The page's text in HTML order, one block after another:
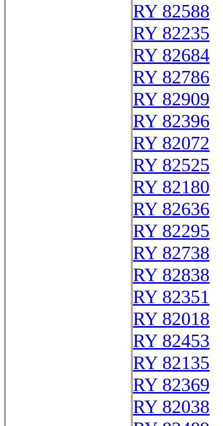
RY 82588
RY 82235
RY 82684
RY 82786
RY 82909
RY 82396
RY 82072
RY 82525
RY 82180
RY 82636
RY 82295
RY 82738
RY 82838
RY 82351
RY 82018
RY 82453
RY 82135
RY 82369
RY 82038